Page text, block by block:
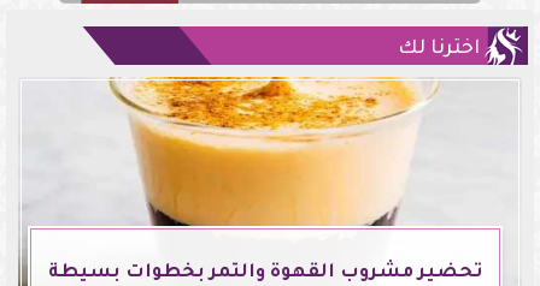
اخترنا لك
تحضير مشروب القهوة والتمر بخطوات بسيطة